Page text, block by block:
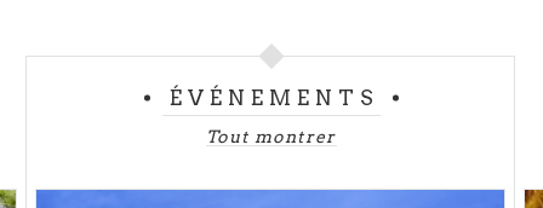
ÉVÉNEMENTS
Tout montrer